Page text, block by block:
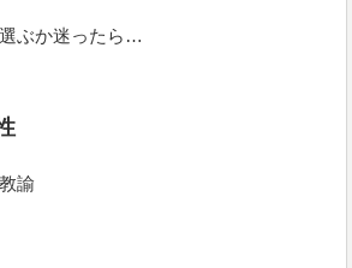
ぶか迷ったら…
諭